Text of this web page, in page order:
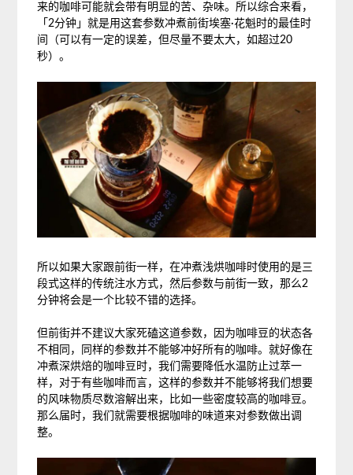
来的咖啡可能就会带有明显的苦、杂味。所以综合来看，
「2分钟」就是用这套参数冲煮前街埃塞·花魁时的最佳时
间（可以有一定的误差，但尽量不要太大，如超过20
秒）。
所以如果大家跟前街一样，在冲煮浅烘咖啡时使用的是三
段式这样的传统注水方式，然后参数与前街一致，那么2
分钟将会是一个比较不错的选择。
但前街并不建议大家死磕这道参数，因为咖啡豆的状态各
不相同，同样的参数并不能够冲好所有的咖啡。就好像在
冲煮深烘焙的咖啡豆时，我们需要降低水温防止过萃一
样，对于有些咖啡而言，这样的参数并不能够将我们想要
的风味物质尽数溶解出来，比如一些密度较高的咖啡豆。
那么届时，我们就需要根据咖啡的味道来对参数做出调
整。